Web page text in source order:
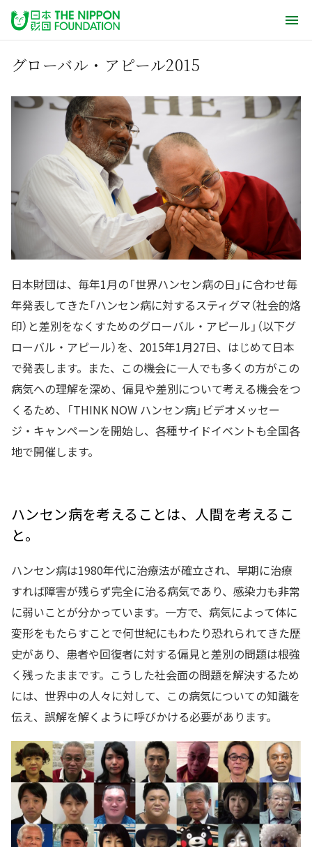
グローバル・アピール2015
日本財団は、毎年1月の「世界ハンセン病の日」に合わせ毎
年発表してきた「ハンセン病に対するスティグマ（社会的烙
印）と差別をなくすためのグローバル・アピール」（以下グ
ローバル・アピール）を、2015年1月27日、はじめて日本
で発表します。また、この機会に一人でも多くの方がこの
病気への理解を深め、偏見や差別について考える機会をつ
くるため、「THINK NOW ハンセン病」ビデオメッセー
ジ・キャンペーンを開始し、各種サイドイベントも全国各
地で開催します。
ハンセン病を考えることは、人間を考えるこ
と。
ハンセン病は1980年代に治療法が確立され、早期に治療
すれば障害が残らず完全に治る病気であり、感染力も非常
に弱いことが分かっています。一方で、病気によって体に
変形をもたらすことで何世紀にもわたり恐れられてきた歴
史があり、患者や回復者に対する偏見と差別の問題は根強
く残ったままです。こうした社会面の問題を解決するため
には、世界中の人々に対して、この病気についての知識を
伝え、誤解を解くように呼びかける必要があります。